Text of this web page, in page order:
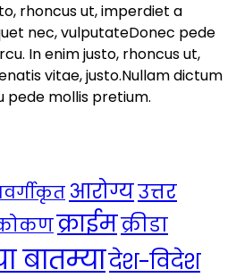
rhoncus ut, imperdiet a
nec, vulputateDonec pede
In enim justo, rhoncus ut,
vitae, justo.Nullam dictum
pede mollis pretium.
आरोग्यउत्तर
क्राईमक्रीडा
बातम्यादेश-विदेश